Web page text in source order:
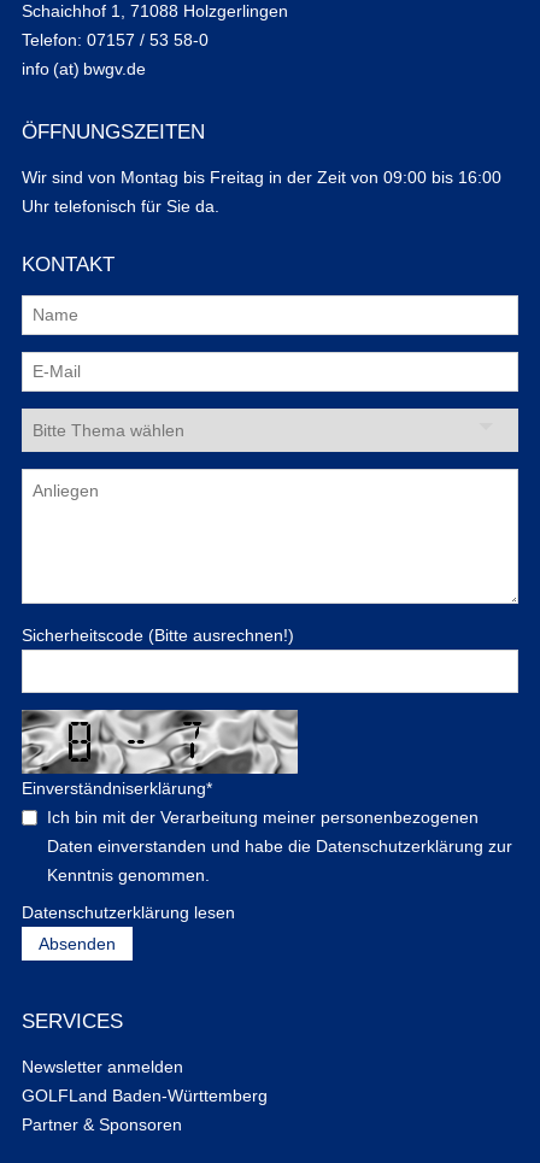
Schaichhof 1, 71088 Holzgerlingen
Telefon: 07157 / 53 58-0
info (at) bwgv.de
ÖFFNUNGSZEITEN
Wir sind von Montag bis Freitag in der Zeit von 09:00 bis 16:00
Uhr telefonisch für Sie da.
KONTAKT
Sicherheitscode (Bitte ausrechnen!)
Einverständniserklärung*
Ich bin mit der Verarbeitung meiner personenbezogenen
Daten einverstanden und habe die Datenschutzerklärung zur
Kenntnis genommen.
Datenschutzerklärung lesen
SERVICES
Newsletter anmelden
GOLFLand Baden-Württemberg
Partner & Sponsoren